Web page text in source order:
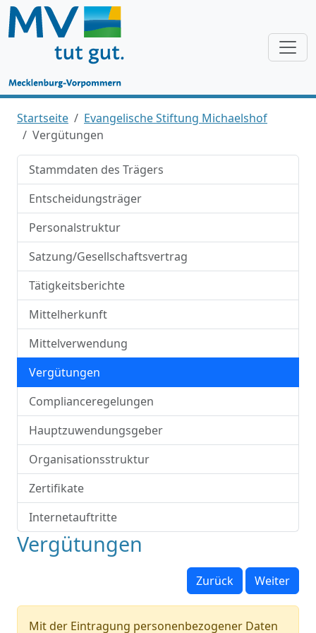
Startseite
Evangelische Stiftung Michaelshof
Vergütungen
Stammdaten des Trägers
Entscheidungsträger
Personalstruktur
Satzung/Gesellschaftsvertrag
Tätigkeitsberichte
Mittelherkunft
Mittelverwendung
Vergütungen
Complianceregelungen
Hauptzuwendungsgeber
Organisationsstruktur
Zertifikate
Internetauftritte
Vergütungen
Zurück Weiter
Mit der Eintragung personenbezogener Daten